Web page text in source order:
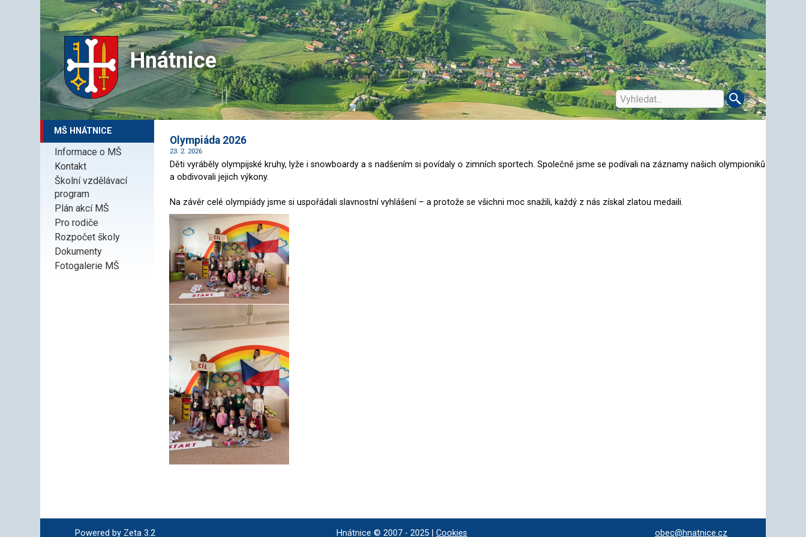
Hnátnice
MŠ HNÁTNICE
Informace o MŠ
Kontakt
Školní vzdělávací
program
Plán akcí MŠ
Pro rodiče
Rozpočet školy
Dokumenty
Fotogalerie MŠ
Olympiáda 2026
23. 2. 2026
Děti vyráběly olympijské kruhy, lyže i snowboardy a s nadšením si povídaly o zimních sportech. Společně jsme se podívali na záznamy našich olympioniků
a obdivovali jejich výkony.
Na závěr celé olympiády jsme si uspořádali slavnostní vyhlášení – a protože se všichni moc snažili, každý z nás získal zlatou medaili.
Powered by Zeta 3.2 Hnátnice © 2007 - 2025 | Cookies obec@hnatnice.cz